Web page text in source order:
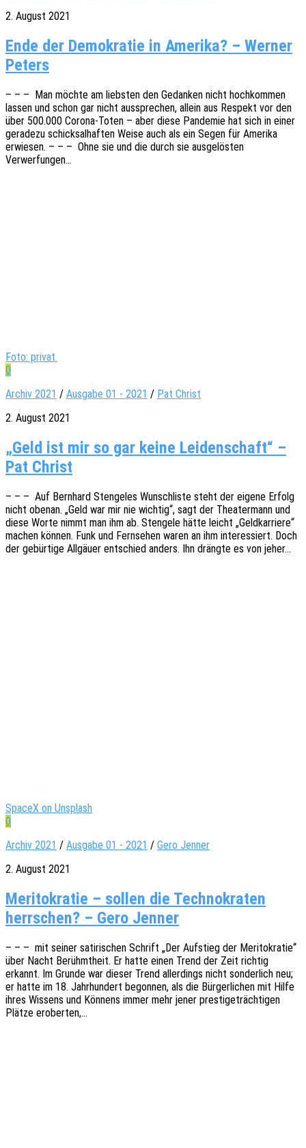
2. August 2021
Ende der Demokratie in Amerika? – Werner
Peters
– – – Man möchte am liebs­ten den Gedan­ken nicht hoch­kom­men
lassen und schon gar nicht ausspre­chen, allein aus Respekt vor den
über 500.000 Corona-Toten – aber diese Pande­mie hat sich in einer
gera­de­zu schick­sal­haf­ten Weise auch als ein Segen für Ameri­ka
erwie­sen. – – – Ohne sie und die durch sie ausge­lös­ten
Verwerfungen…
Foto: privat.
0
Archiv 2021 / Ausgabe 01 - 2021 / Pat Christ
2. August 2021
„Geld ist mir so gar keine Leidenschaft“ –
Pat Christ
– – – Auf Bern­hard Sten­ge­les Wunsch­lis­te steht der eigene Erfolg
nicht obenan. „Geld war mir nie wich­tig“, sagt der Thea­ter­mann und
diese Worte nimmt man ihm ab. Sten­ge­le hätte leicht „Geld­kar­rie­re“
machen können. Funk und Fern­se­hen waren an ihm inter­es­siert. Doch
der gebür­ti­ge Allgäu­er entschied anders. Ihn dräng­te es von jeher…
SpaceX on Unsplash
0
Archiv 2021 / Ausgabe 01 - 2021 / Gero Jenner
2. August 2021
Meritokratie – sollen die Technokraten
herrschen? – Gero Jenner
– – – mit seiner sati­ri­schen Schrift „Der Aufstieg der Meri­to­kra­tie“
über Nacht Berühmt­heit. Er hatte einen Trend der Zeit rich­tig
erkannt. Im Grunde war dieser Trend aller­dings nicht sonder­lich neu;
er hatte im 18. Jahr­hun­dert begon­nen, als die Bürger­li­chen mit Hilfe
ihres Wissens und Könnens immer mehr jener pres­ti­ge­träch­ti­gen
Plätze eroberten,…